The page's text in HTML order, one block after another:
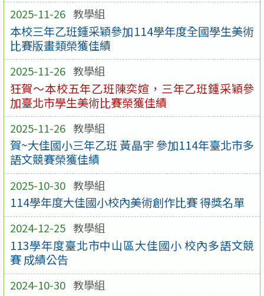
2025-11-26 教學組
本校三年乙班鍾采穎參加114學年度全國學生美術
比賽版畫類榮獲佳績
2025-11-26 教學組
狂賀～本校五年乙班陳奕媗，三年乙班鍾采穎參
加臺北市學生美術比賽榮獲佳績
2025-11-26 教學組
賀~大佳國小三年乙班 黃晶宇 參加114年臺北市多
語文競賽榮獲佳績
2025-10-30 教學組
114學年度大佳國小校內美術創作比賽 得獎名單
2024-12-25 教學組
113學年度臺北市中山區大佳國小 校內多語文競
賽 成績公告
2024-10-30 教學組